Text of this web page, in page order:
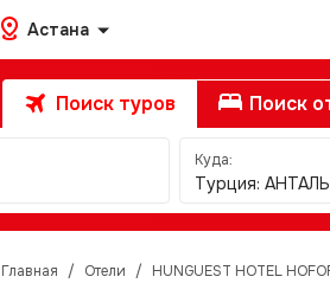
Астана
Поиск туров Поиск
Куда:
Турция:
Главная / Отели / HUNGUEST HOTEL